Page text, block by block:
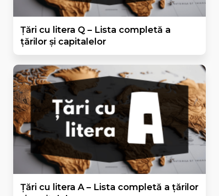
Țări cu litera Q – Lista completă a
țărilor și capitalelor
Țări cu litera A – Lista completă a țărilor